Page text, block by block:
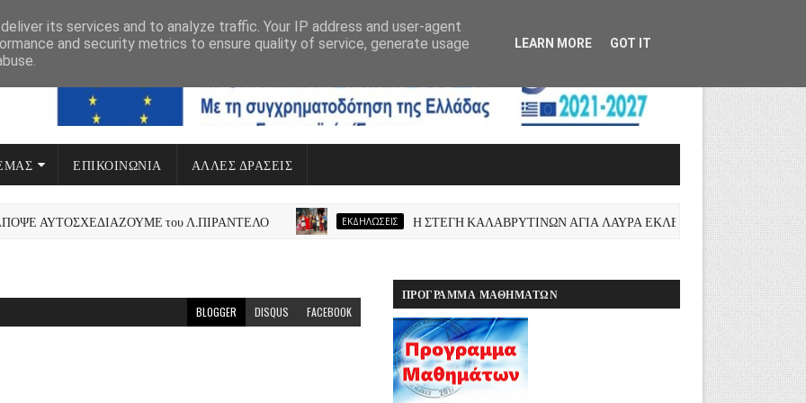
ΠΡΟΓΡΑΜΜΑ ΔΥΤΙΚΗ ΕΛΛΑΔΑ
ΕΠΙΚΟΙΝΩΝΙΑ ΆΛΛΕΣ ΔΡΆΣΕΙΣ
ΑΥΤΟΣΧΕΔΙΑΖΟΥΜΕ του Λ.ΠΙΡΑΝΤΕΛΟ ΕΚΔΗΛΏΣΕΙΣ Η ΣΤΕΓΗ ΚΑΛΑΒΡΥΤΙΝΩΝ ΑΓΙΑ ΛΑΥΡΑ ΕΚΛΕΨΕ ΤΙΣ ΕΝΤΥΠΩΣΕΙΣ
BLOGGER DISQUS FACEBOOK
ΠΡΌΓΡΑΜΜΑ ΜΑΘΗΜΆΤΩΝ
its services and to analyze traffic. Your IP address and user-agent
and security metrics to ensure quality of service, generate usage
LEARN MORE GOT IT